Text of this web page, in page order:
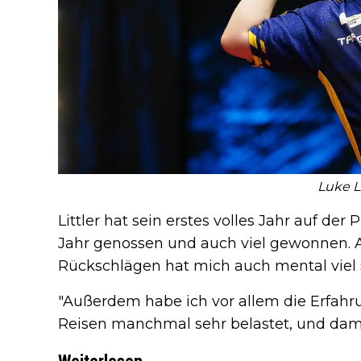
Luke
Littler hat sein erstes volles Jahr auf der
Jahr genossen und auch viel
Rückschlägen hat mich auch mental viel
"Außerdem habe ich vor allem die
Reisen manchmal sehr belastet, und